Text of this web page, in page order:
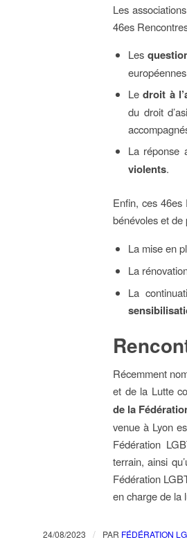
Les
46es
Les
Ledroit à
du droit
La réponse
violents.
Enfin, ces 46es
bénévoles et de
La mise en
La
La
Récemment
et de la Lutte
de la
venue à Lyon
Fédération
terrain, ainsi
Fédération
en charge de la
24/08/2023 / PAR FÉDÉRATION